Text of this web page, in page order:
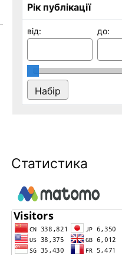
Рік публікації
від: до:
Статистика